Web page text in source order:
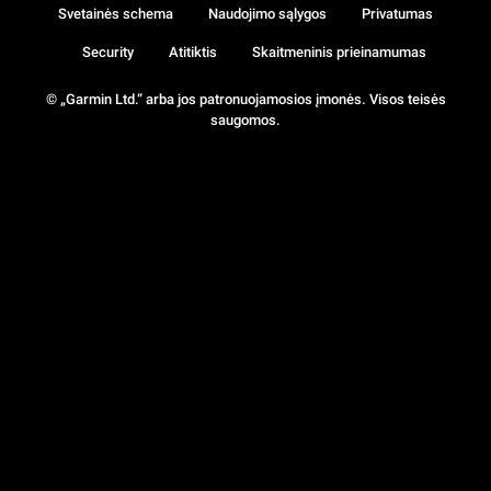
© „Garmin Ltd.“ arba jos patronuojamosios įmonės. Visos teisės
saugomos.
Svetainės schema Naudojimo sąlygos Privatumas
Security Atitiktis Skaitmeninis prieinamumas